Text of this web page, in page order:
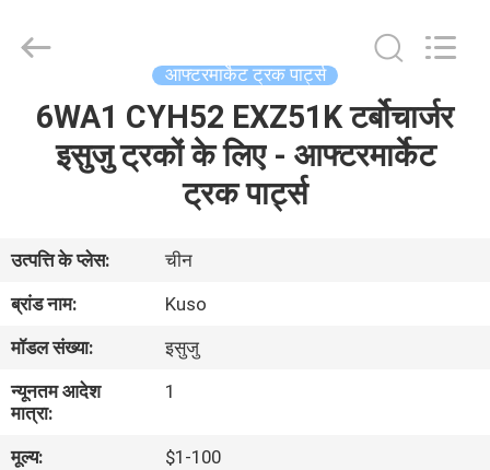
हमारे
बारे
में
कारखाना
भ्रमण
Reserved.
आफ्टरमार्केट ट्रक पार्ट्स
6WA1 CYH52 EXZ51K टर्बोचार्जर
इसुजु ट्रकों के लिए - आफ्टरमार्केट
ट्रक पार्ट्स
उत्पत्ति के प्लेस:
चीन
ब्रांड नाम:
Kuso
मॉडल संख्या:
इसुजु
न्यूनतम आदेश
मात्रा:
1
मूल्य:
$1-100